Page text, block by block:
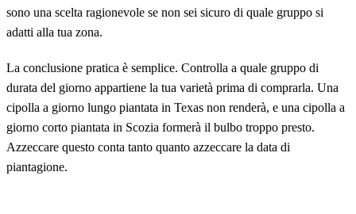
sono una scelta ragionevole se non sei sicuro di quale gruppo si
adatti alla tua zona.
La conclusione pratica è semplice. Controlla a quale gruppo di
durata del giorno appartiene la tua varietà prima di comprarla. Una
cipolla a giorno lungo piantata in Texas non renderà, e una cipolla a
giorno corto piantata in Scozia formerà il bulbo troppo presto.
Azzeccare questo conta tanto quanto azzeccare la data di
piantagione.